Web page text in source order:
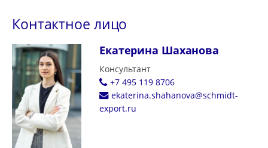
Контактное лицо
Екатерина Шаханова
Консультант
+7 495 119 8706
ekaterina.shahanova@schmidt-
export.ru